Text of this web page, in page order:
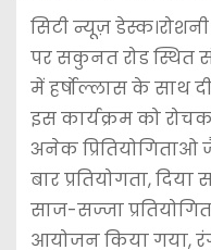
सिटी न्यूज़
पर सकुनत रोड स्थित
में हर्षोल्लास के साथ
इस कार्यक्रम को
अनेक प्रितियोगिताओ
बार प्रतियोगता,
साज-सज्जा
आयोजन किया गया,